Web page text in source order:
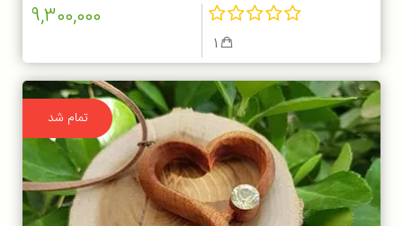
1
9,300,000
تمام شد